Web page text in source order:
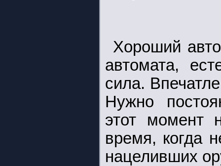
Хороший
автомата,
сила.
Нужно
этот момент
время, когда
нацеливших